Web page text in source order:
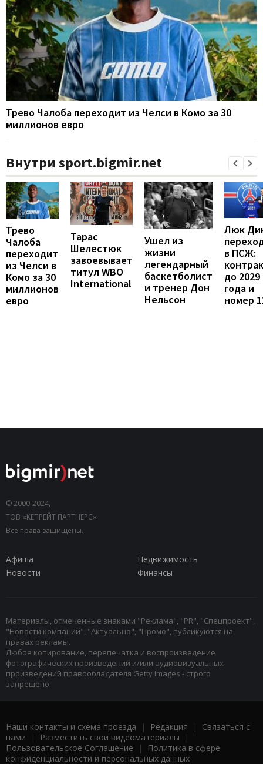
Трево Чалоба переходит из Челси в Комо за 30
миллионов евро
Внутри sport.bigmir.net
Трево
Чалоба
переходит
из Челси в
Комо за 30
миллионов
евро
Тарас
Шелестюк
завоевывает
титул WBO
International
Ушел из
жизни
легендарный
баскетболист
и тренер Дон
Нельсон
Люк
в ПСЖ:
до 2029
года и
номер
© 2000-2024,
ТОВ «КЕПРЕЙТ ПАРТНЕРС».
Все права защищены.
Афиша
Недвижимость
Новости
Финансы
Материалы, отмеченные знаками "Реклама", "PR", "Спецпроект",
"Новости компаний", "Актуально", "Промо", публикуются на
правах рекламы.
Любое копирование, перепечатка и воспроизведение
фотографических произведений и/или аудиовизуальных
произведений правообладателя Getty Images - строго
запрещено.
Наши контакты и схема проезда | Редакция | Связаться с
нами | Разместить свои видеоматериалы |
Пользовательское Соглашение |
Политика в сфере
конфиденциальности и персональных данных